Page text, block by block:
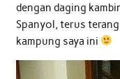
dengan daging
Spanyol, terus
kampung saya ini